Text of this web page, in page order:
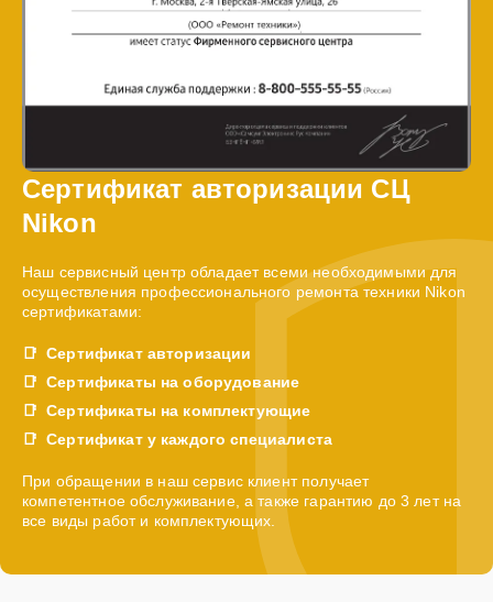
Сертификат авторизации СЦ
Nikon
Наш сервисный центр обладает всеми необходимыми для
осуществления профессионального ремонта техники Nikon
сертификатами:
Сертификат авторизации
Сертификаты на оборудование
Сертификаты на комплектующие
Сертификат у каждого специалиста
При обращении в наш сервис клиент получает
компетентное обслуживание, а также гарантию до 3 лет на
все виды работ и комплектующих.